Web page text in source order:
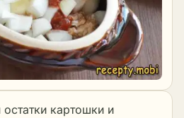
картошки и